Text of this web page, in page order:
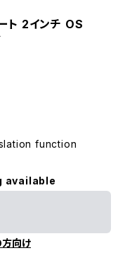
ト 2インチ OS
function
available
向け